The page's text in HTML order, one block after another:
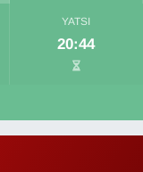
YATSI
20:44